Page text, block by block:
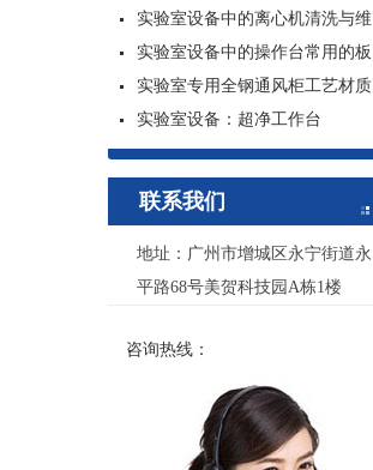
实验室设备中的离心机清洗与维
实验室设备中的操作台常用的板
实验室专用全钢通风柜工艺材质
实验室设备：超净工作台
联系我们
地址：广州市增城区永宁街道永
平路68号美贺科技园A栋1楼
咨询热线：